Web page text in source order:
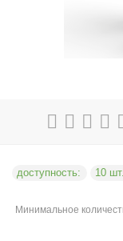
доступность: 10 шт.
Минимальное